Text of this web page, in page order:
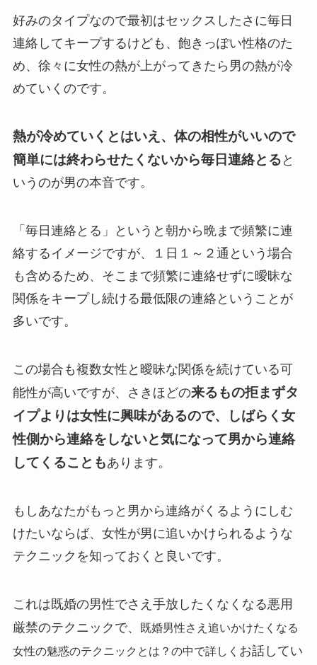
好みのタイプなので最初はセックスしたさに毎日
連絡してキープするけども、飽きっぽい性格のた
め、徐々に女性の熱が上がってきたら男の熱が冷
めていくのです。
熱が冷めていくとはいえ、体の相性がいいので
簡単には終わらせたくないから毎日連絡とる と
いうのが男の本音です。
「毎日連絡とる」というと朝から晩まで頻繁に連
絡するイメージですが、１日１～２通という場合
も含めるため、そこまで頻繁に連絡せずに曖昧な
関係をキープし続ける最低限の連絡ということが
多いです。
この場合も複数女性と曖昧な関係を続けている可
能性が高いですが、さきほどの来るもの拒まずタ
イプよりは女性に興味があるので、しばらく女
性側から連絡をしないと気になって男から連絡
してくることもあります。
もしあなたがもっと男から連絡がくるようにしむ
けたいならば、女性が男に追いかけられるような
テクニックを知っておくと良いです。
これは既婚の男性でさえ手放したくなくなる悪用
厳禁のテクニックで、
既婚男性さえ追いかけたくなる
女性の魅惑のテクニックとは？の中で詳しく お話してい